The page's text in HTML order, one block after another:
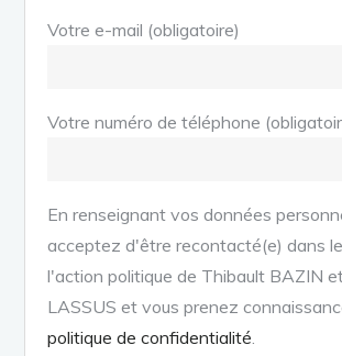
Votre e-mail (obligatoire)
Votre numéro de téléphone
En renseignant vos données
acceptez d'être recontacté(e) dans
l'action politique de Thibault BAZIN
LASSUS et vous prenez
politique de confidentialité